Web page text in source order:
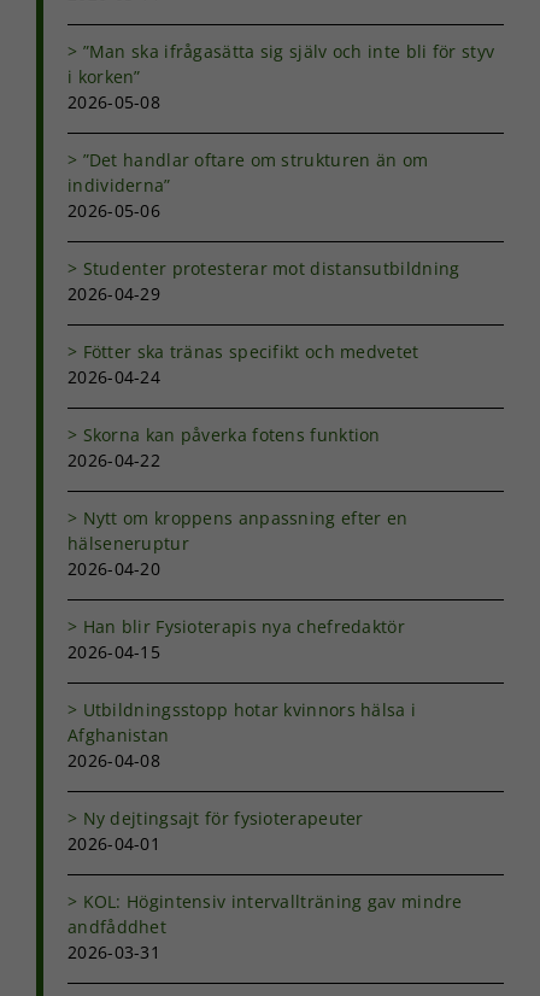
”Man ska ifrågasätta sig själv och inte bli för styv
i korken”
2026-05-08
”Det handlar oftare om strukturen än om
individerna”
2026-05-06
Studenter protesterar mot distansutbildning
2026-04-29
Fötter ska tränas specifikt och medvetet
2026-04-24
Skorna kan påverka fotens funktion
2026-04-22
Nytt om kroppens anpassning efter en
hälseneruptur
2026-04-20
Han blir Fysioterapis nya chefredaktör
2026-04-15
Utbildningsstopp hotar kvinnors hälsa i
Afghanistan
2026-04-08
Ny dejtingsajt för fysioterapeuter
2026-04-01
KOL: Högintensiv intervallträning gav mindre
andfåddhet
2026-03-31